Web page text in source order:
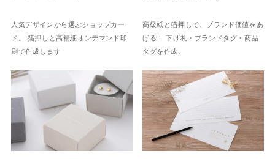
人気デザインから選ぶショップカー
ド。 箔押しと高精細オンデマンド印
刷で作成します
高級紙と箔押しで、ブランド価値をあ
げる！ 下げ札・ブランドタグ・商品
タグを作成。